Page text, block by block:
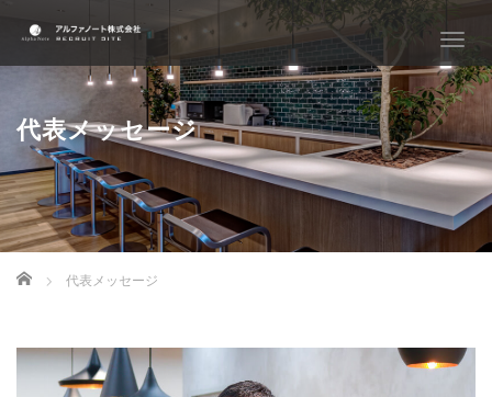
T
o
g
g
l
e
n
v
o
n
代表メッセージ
Home 代表メッセージ